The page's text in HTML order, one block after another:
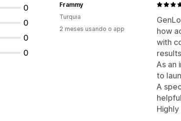
0
0
0
0
how
with
As an
to
A
Frammy
Turquia
2 meses usando o app